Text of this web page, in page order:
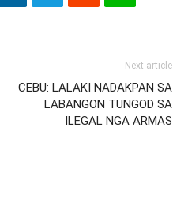
Next article
CEBU: LALAKI NADAKPAN SA
LABANGON TUNGOD SA
ILEGAL NGA ARMAS